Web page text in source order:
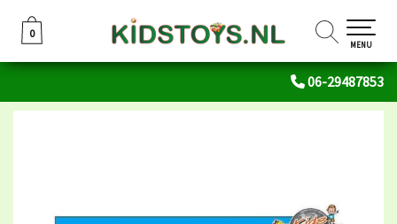
06-29487853
0
0
MENU